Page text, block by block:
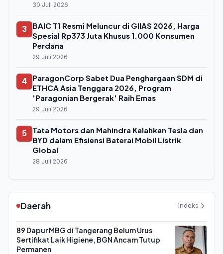
30 Juli 2026
3
BAIC T1 Resmi Meluncur di GIIAS 2026, Harga
Spesial Rp373 Juta Khusus 1.000 Konsumen
Perdana
29 Juli 2026
4
ParagonCorp Sabet Dua Penghargaan SDM di
ETHCA Asia Tenggara 2026, Program
'Paragonian Bergerak' Raih Emas
29 Juli 2026
5
Tata Motors dan Mahindra Kalahkan Tesla dan
BYD dalam Efisiensi Baterai Mobil Listrik
Global
28 Juli 2026
Daerah Indeks
89 Dapur MBG di Tangerang Belum Urus
Sertifikat Laik Higiene, BGN Ancam Tutup
Permanen